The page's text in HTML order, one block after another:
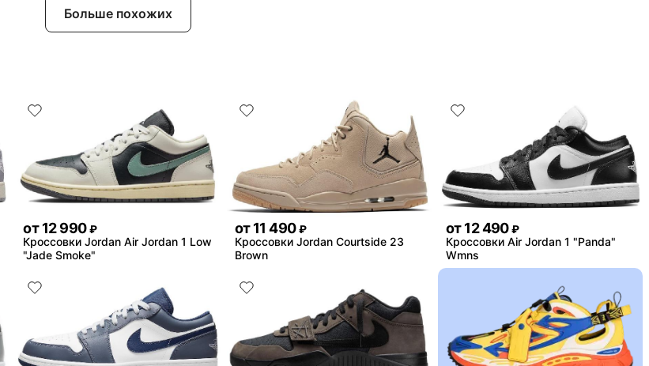
Больше похожих
от 12 990 ₽
Кроссовки Jordan Air Jordan 1 Low
"Jade Smoke"
от 11 490 ₽
Кроссовки Jordan Courtside 23
Brown
от 12 490 ₽
Кроссовки Air Jordan 1 "Panda"
Wmns